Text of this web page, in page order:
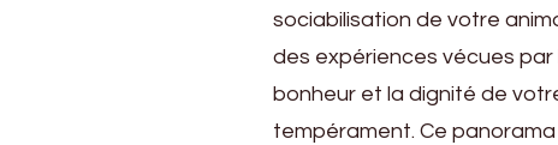
quotidiensociabilisation de votre
des expériences vécues
bonheur et la dignité de
tempérament. Ce